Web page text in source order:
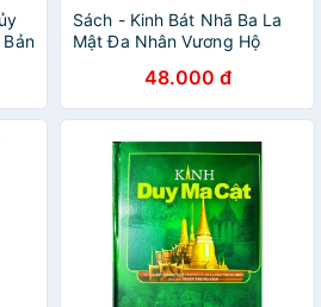
Sách - Kinh Bát Nhã Ba La
Mật Đa Nhân Vương Hộ
48.000 đ